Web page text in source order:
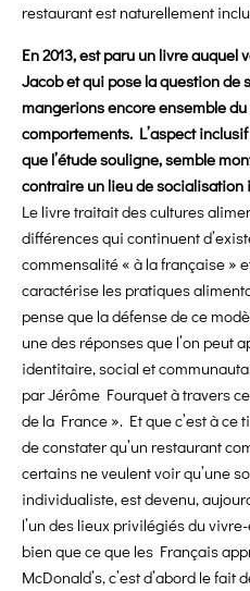
restaurant est naturellement
En 2013, est paru un livre auquel
Jacob et qui pose la question de
mangerions encore ensemble
comportements. L’aspect
que l’étude souligne, semble
contraire un lieu de socialisation
Le livre traitait des cultures
différences qui continuent
commensalité « à la française »
caractérise les pratiques
pense que la défense de ce
une des réponses que l’on peut
identitaire, social et
par Jérôme Fourquet à travers
de la France ». Et que c’est à ce
de constater qu’un restaurant
certains ne veulent voir qu’une
individualiste, est devenu,
l’un des lieux privilégiés du
bien que ce que les Français
McDonald’s, c’est d’abord le